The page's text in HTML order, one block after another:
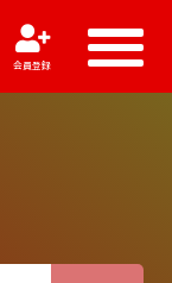
会員登録